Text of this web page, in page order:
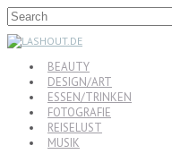
BEAUTY
DESIGN/ART
ESSEN/TRINKEN
FOTOGRAFIE
REISELUST
MUSIK